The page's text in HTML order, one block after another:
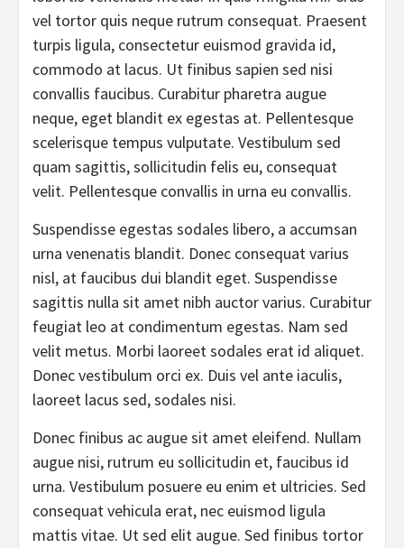
vel tortor quis neque rutrum consequat. Praesent
turpis ligula, consectetur euismod gravida id,
commodo at lacus. Ut finibus sapien sed nisi
convallis faucibus. Curabitur pharetra augue
neque, eget blandit ex egestas at. Pellentesque
scelerisque tempus vulputate. Vestibulum sed
quam sagittis, sollicitudin felis eu, consequat
velit. Pellentesque convallis in urna eu convallis.
Suspendisse egestas sodales libero, a accumsan
urna venenatis blandit. Donec consequat varius
nisl, at faucibus dui blandit eget. Suspendisse
sagittis nulla sit amet nibh auctor varius. Curabitur
feugiat leo at condimentum egestas. Nam sed
velit metus. Morbi laoreet sodales erat id aliquet.
Donec vestibulum orci ex. Duis vel ante iaculis,
laoreet lacus sed, sodales nisi.
Donec finibus ac augue sit amet eleifend. Nullam
augue nisi, rutrum eu sollicitudin et, faucibus id
urna. Vestibulum posuere eu enim et ultricies. Sed
consequat vehicula erat, nec euismod ligula
mattis vitae. Ut sed elit augue. Sed finibus tortor